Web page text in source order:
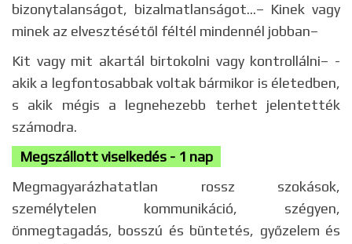
bizonytalanságot, bizalmatlanságot...– Kinek vagy
minek az elvesztésétől féltél mindennél jobban–
Kit vagy mit akartál birtokolni vagy kontrollálni– -
akik a legfontosabbak voltak bármikor is életedben,
s akik mégis a legnehezebb terhet jelentették
számodra.
Megszállott viselkedés - 1 nap
Megmagyarázhatatlan rossz szokások,
személytelen kommunikáció, szégyen,
önmegtagadás, bosszú és büntetés, győzelem és